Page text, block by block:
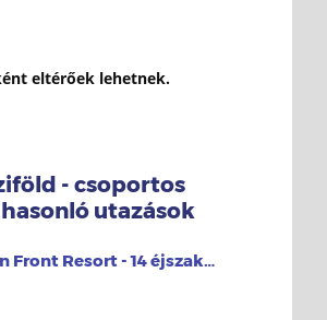
eltérőek lehetnek.
- csoportos
utazások
National Hotel Miami Beach An Ocean Front Resort - 14 éjszakás